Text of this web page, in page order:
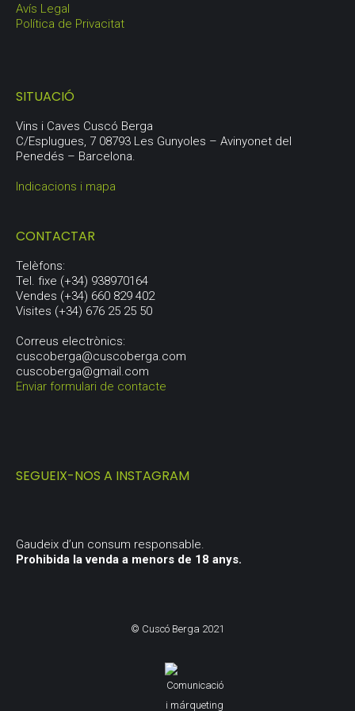
Avís Legal
Política de Privacitat
SITUACIÓ
Vins i Caves Cuscó Berga
C/Esplugues, 7 08793 Les Gunyoles – Avinyonet del
Penedés – Barcelona.
Indicacions i mapa
CONTACTAR
Telèfons:
Tel. fixe (+34) 938970164
Vendes (+34) 660 829 402
Visites (+34) 676 25 25 50
Correus electrònics:
cuscoberga@cuscoberga.com
cuscoberga@gmail.com
Enviar formulari de contacte
SEGUEIX-NOS A INSTAGRAM
Gaudeix d’un consum responsable.
Prohibida la venda a menors de 18 anys.
© Cuscó Berga 2021